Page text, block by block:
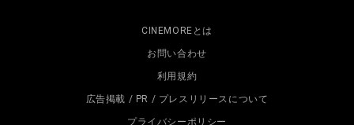
CINEMOREとは
お問い合わせ
利用規約
広告掲載 / PR / プレスリリースについて
プライバシーポリシー